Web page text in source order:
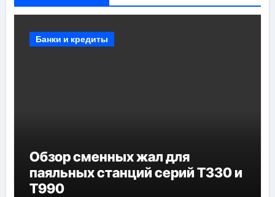
Банки и кредиты
Обзор сменных жал для
паяльных станций серий T330 и
T990